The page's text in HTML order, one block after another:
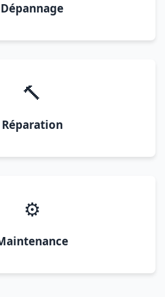
Dépannage
🔨
Réparation
⚙️